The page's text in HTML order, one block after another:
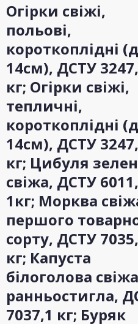
Огірки свіжі,
польові,
короткоплідні
14см), ДСТУ
кг; Огірки свіжі,
тепличні,
короткоплідні
14см), ДСТУ
кг; Цибуля
свіжа, ДСТУ 6011,
1кг; Морква
першого
сорту, ДСТУ
кг; Капуста
білоголова
ранньостигла,
7037,1 кг; Буряк